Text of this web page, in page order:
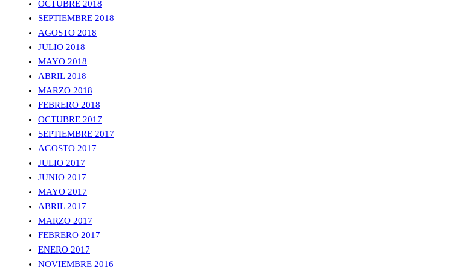
OCTUBRE 2018
SEPTIEMBRE 2018
AGOSTO 2018
JULIO 2018
MAYO 2018
ABRIL 2018
MARZO 2018
FEBRERO 2018
OCTUBRE 2017
SEPTIEMBRE 2017
AGOSTO 2017
JULIO 2017
JUNIO 2017
MAYO 2017
ABRIL 2017
MARZO 2017
FEBRERO 2017
ENERO 2017
NOVIEMBRE 2016